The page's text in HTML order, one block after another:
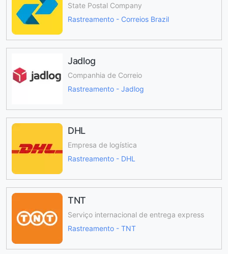
State Postal Company
Rastreamento - Correios Brazil
Jadlog
Companhia de Correio
Rastreamento - Jadlog
DHL
Empresa de logística
Rastreamento - DHL
TNT
Serviço internacional de entrega express
Rastreamento - TNT